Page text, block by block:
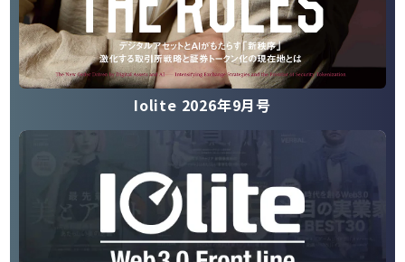
Iolite 2026年9月号